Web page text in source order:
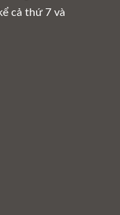
cả thứ 7 và